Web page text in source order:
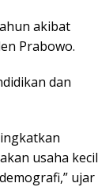
akibat
Prabowo.
dan
usaha kecil
ujar